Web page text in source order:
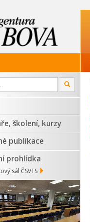
OK
školení, kurzy
publikace
prohlídka
sál ČSVTS